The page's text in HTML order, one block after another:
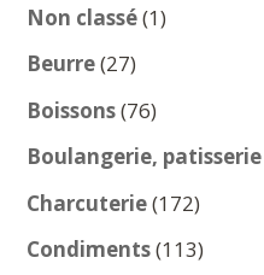
Non classé 11
Beurre 2727
produits
Boissons 7676
produits
Boulangerie, patisserie
Charcuterie 172172
produits
Condiments 113113